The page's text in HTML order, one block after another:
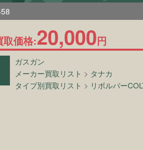
取価格:20,000円
ガスガン
メーカー買取リスト > タナカ
タイプ別買取リスト > リボルバー